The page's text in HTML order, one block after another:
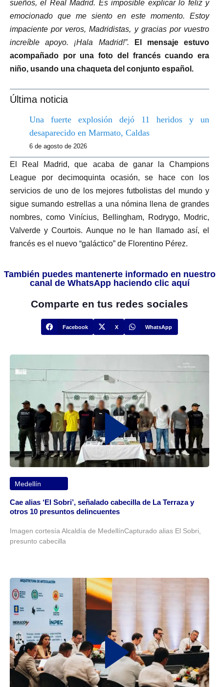
sueños, el Real Madrid. Es imposible explicar lo feliz y
emocionado que me siento en este momento. Estoy
impaciente por veros, Madridistas, y gracias por vuestro
increíble apoyo. ¡Hala Madrid!”.
El mensaje estuvo
acompañado por una foto del francés cuando era
niño, usando una chaqueta del conjunto español.
Última noticia
Una fuerte explosión dejó 11 heridos y un
desaparecido en Marmato, Caldas
6 de agosto de 2026
El Real Madrid, que acaba de ganar la Champions
League por decimoquinta ocasión, se hace con los
servicios de uno de los mejores futbolistas del mundo y
sigue sumando estrellas a una nómina llena de grandes
nombres, como Vinícius, Bellingham, Rodrygo, Modric,
Valverde y Courtois. Aunque no le han llamado así, el
francés es el nuevo “galáctico” de Florentino Pérez.
También puedes mantenerte informado en nuestro
canal de WhatsApp haciendo clic aquí
Comparte en tus redes sociales
Facebook X WhatsApp
Medellín
Cae alias ‘El Sobri’, señalado cabecilla de La Terraza y
otros 10 presuntos delincuentes
Imagen cortesía Alcaldía de MedellínCapturado alias El Sobri,
presunto cabecilla